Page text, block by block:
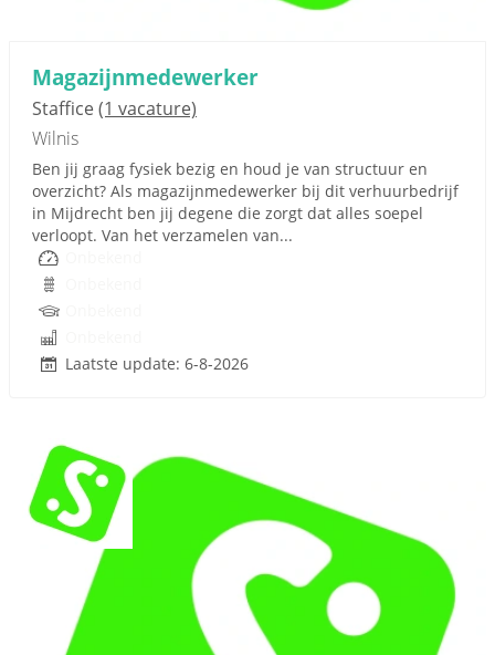
Magazijnmedewerker
Staffice(1 vacature)
Wilnis
Ben jij graag fysiek bezig en houd je van structuur en
overzicht? Als magazijnmedewerker bij dit verhuurbedrijf
in Mijdrecht ben jij degene die zorgt dat alles soepel
verloopt. Van het verzamelen van...
Laatste update: 6-8-2026